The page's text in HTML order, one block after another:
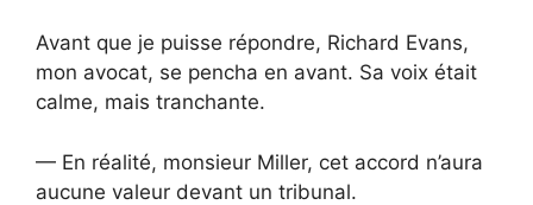
Avant que je puisse répondre, Richard Evans,
mon avocat, se pencha en avant. Sa voix était
calme, mais tranchante.
— En réalité, monsieur Miller, cet accord n’aura
aucune valeur devant un tribunal.